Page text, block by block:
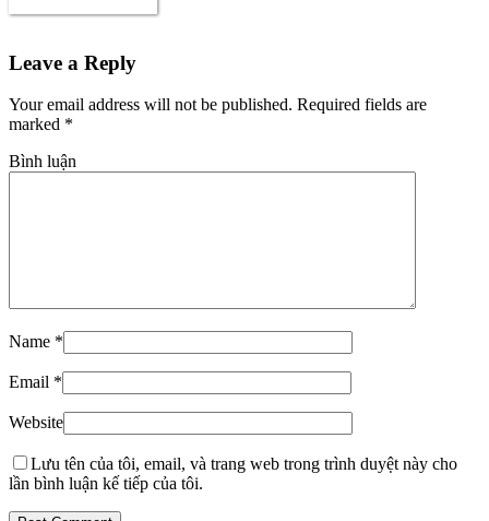
Leave a Reply
Your email address will not be published. Required fields are
marked *
Bình luận
Name *
Email *
Website
Lưu tên của tôi, email, và trang web trong trình duyệt này cho
lần bình luận kế tiếp của tôi.